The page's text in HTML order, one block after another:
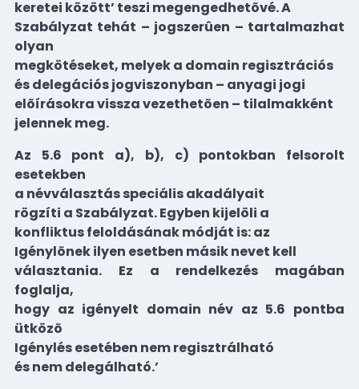
keretei között’ teszi megengedhetõvé. A
Szabályzat tehát – jogszerûen – tartalmazhat
olyan
megkötéseket, melyek a domain regisztrációs
és delegációs jogviszonyban – anyagi jogi
elõírásokra vissza vezethetõen – tilalmakként
jelennek meg.
Az 5.6 pont a), b), c) pontokban felsorolt
esetekben
a névválasztás speciális akadályait
rögzíti a Szabályzat. Egyben kijelöli a
konfliktus feloldásának módját is: az
Igénylõnek ilyen esetben másik nevet kell
választania. Ez a rendelkezés magában
foglalja,
hogy az igényelt domain név az 5.6 pontba
ütközõ
Igénylés esetében nem regisztrálható
és nem delegálható.’